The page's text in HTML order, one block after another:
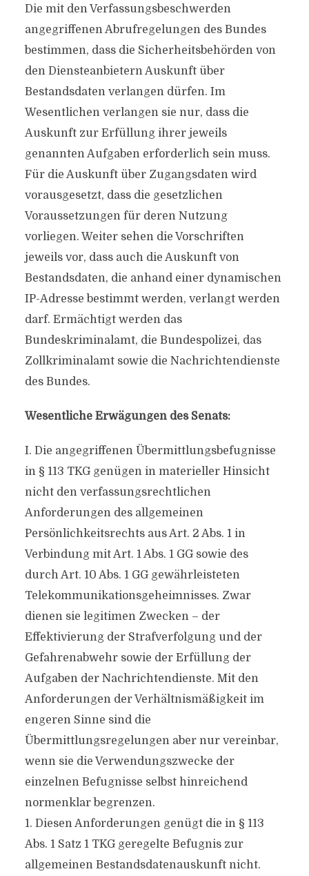
Die mit den Verfassungsbeschwerden
angegriffenen Abrufregelungen des Bundes
bestimmen, dass die Sicherheitsbehörden von
den Diensteanbietern Auskunft über
Bestandsdaten verlangen dürfen. Im
Wesentlichen verlangen sie nur, dass die
Auskunft zur Erfüllung ihrer jeweils
genannten Aufgaben erforderlich sein muss.
Für die Auskunft über Zugangsdaten wird
vorausgesetzt, dass die gesetzlichen
Voraussetzungen für deren Nutzung
vorliegen. Weiter sehen die Vorschriften
jeweils vor, dass auch die Auskunft von
Bestandsdaten, die anhand einer dynamischen
IP-Adresse bestimmt werden, verlangt werden
darf. Ermächtigt werden das
Bundeskriminalamt, die Bundespolizei, das
Zollkriminalamt sowie die Nachrichtendienste
des Bundes.
Wesentliche Erwägungen des Senats:
I. Die angegriffenen Übermittlungsbefugnisse
in § 113 TKG genügen in materieller Hinsicht
nicht den verfassungsrechtlichen
Anforderungen des allgemeinen
Persönlichkeitsrechts aus Art. 2 Abs. 1 in
Verbindung mit Art. 1 Abs. 1 GG sowie des
durch Art. 10 Abs. 1 GG gewährleisteten
Telekommunikationsgeheimnisses. Zwar
dienen sie legitimen Zwecken – der
Effektivierung der Strafverfolgung und der
Gefahrenabwehr sowie der Erfüllung der
Aufgaben der Nachrichtendienste. Mit den
Anforderungen der Verhältnismäßigkeit im
engeren Sinne sind die
Übermittlungsregelungen aber nur vereinbar,
wenn sie die Verwendungszwecke der
einzelnen Befugnisse selbst hinreichend
normenklar begrenzen.
1. Diesen Anforderungen genügt die in § 113
Abs. 1 Satz 1 TKG geregelte Befugnis zur
allgemeinen Bestandsdatenauskunft nicht.